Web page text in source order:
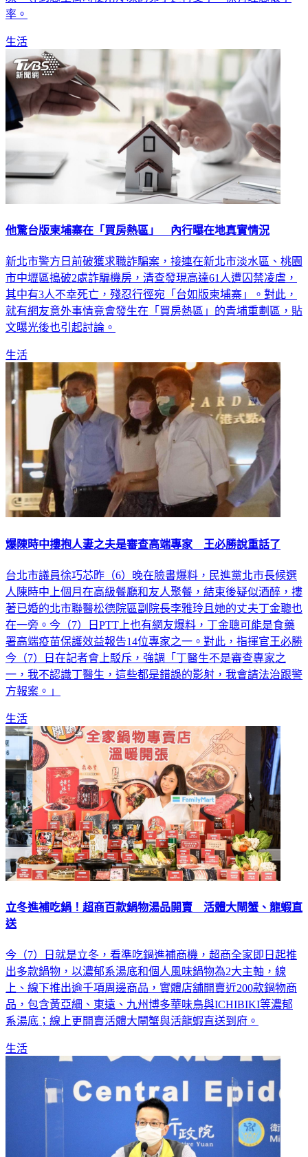
率。
生活
他驚台版柬埔寨在「買房熱區」 內行曝在地真實情況
新北市警方日前破獲求職詐騙案，接連在新北市淡水區、桃園
市中壢區搗破2處詐騙機房，清查發現高達61人遭囚禁凌虐，
其中有3人不幸死亡，殘忍行徑宛「台如版柬埔寨」。對此，
就有網友意外事情竟會發生在「買房熱區」的青埔重劃區，貼
文曝光後也引起討論。
生活
爆陳時中摟抱人妻之夫是審查高端專家 王必勝說重話了
台北市議員徐巧芯昨（6）晚在臉書爆料，民進黨北市長候選
人陳時中上個月在高級餐廳和友人聚餐，結束後疑似酒醉，摟
著已婚的北市聯醫松德院區副院長李雅玲且她的丈夫丁金聰也
在一旁。今（7）日PTT上也有網友爆料，丁金聰可能是食藥
署高端疫苗保護效益報告14位專家之一。對此，指揮官王必勝
今（7）日在記者會上駁斥，強調「丁醫生不是審查專家之
一，我不認識丁醫生，這些都是錯誤的影射，我會請法治跟警
方報案。」
生活
立冬進補吃鍋！超商百款鍋物湯品開賣 活體大閘蟹、龍蝦直
送
今（7）日就是立冬，看準吃鍋進補商機，超商全家即日起推
出多款鍋物，以濃郁系湯底和個人風味鍋物為2大主軸，線
上、線下推出逾千項周邊商品，實體店舖開賣近200款鍋物商
品，包含黃亞細、東遠、九州博多華味鳥與ICHIBIKI等濃郁
系湯底；線上更開賣活體大閘蟹與活龍蝦直送到府。
生活